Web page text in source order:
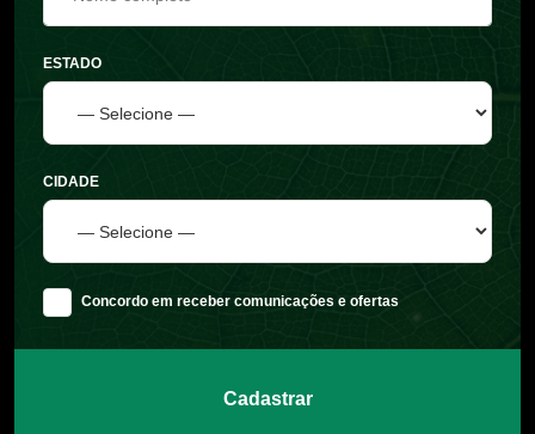
ESTADO
CIDADE
Concordo em receber comunicações e ofertas
Cadastrar